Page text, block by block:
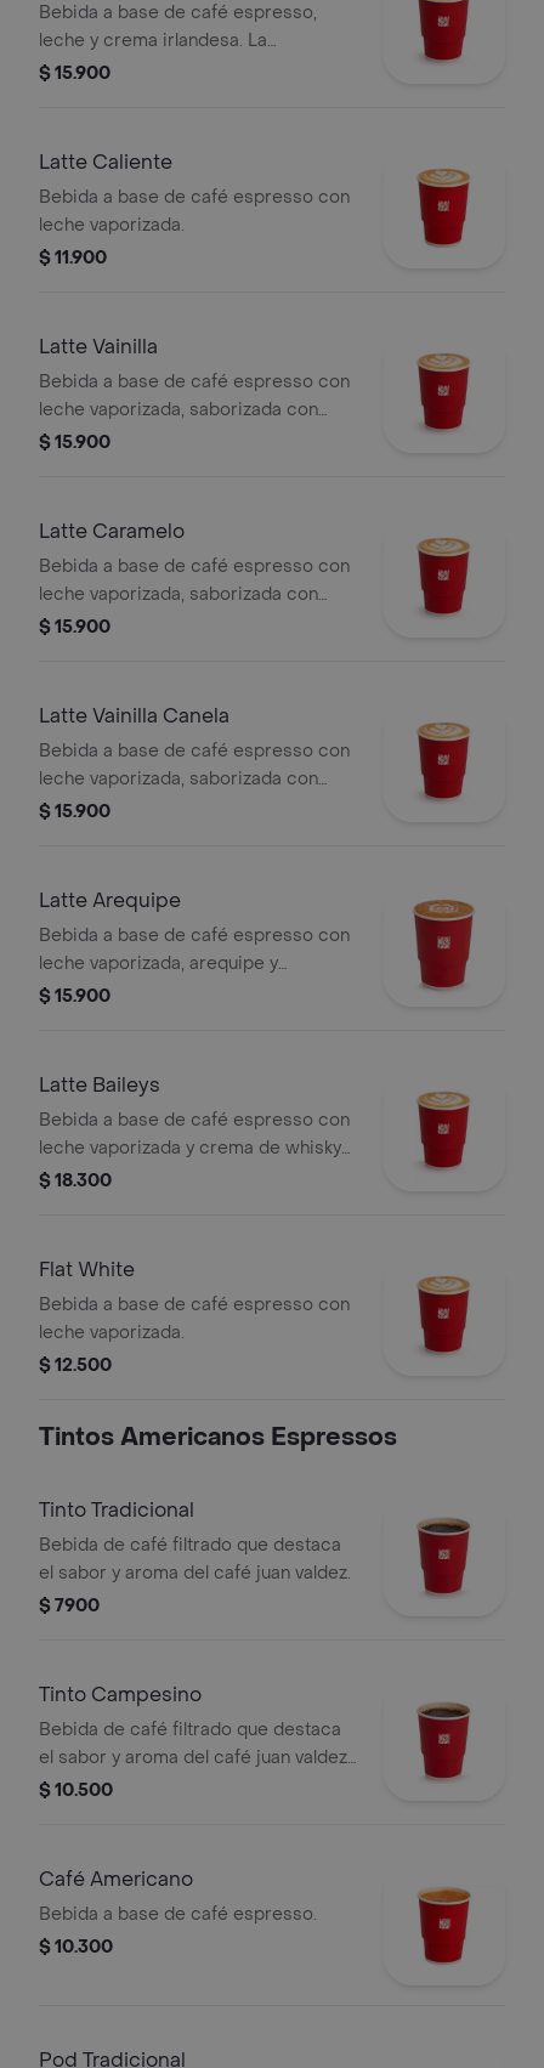
Bebida a base de café espresso,
leche y crema irlandesa. La
presentación para pedidos a
$ 15.900
Latte Caliente
Bebida a base de café espresso con
leche vaporizada.
$ 11.900
Latte Vainilla
Bebida a base de café espresso con
leche vaporizada, saborizada con
vainilla.
$ 15.900
Latte Caramelo
Bebida a base de café espresso con
leche vaporizada, saborizada con
caramelo.
$ 15.900
Latte Vainilla Canela
Bebida a base de café espresso con
leche vaporizada, saborizada con
vainilla y canela.
$ 15.900
Latte Arequipe
Bebida a base de café espresso con
leche vaporizada, arequipe y
saborizada con caramelo.
$ 15.900
Latte Baileys
Bebida a base de café espresso con
leche vaporizada y crema de whisky
(baileys). este producto contiene licor.
$ 18.300
Flat White
Bebida a base de café espresso con
leche vaporizada.
$ 12.500
Tintos Americanos Espressos
Tinto Tradicional
Bebida de café filtrado que destaca
el sabor y aroma del café juan valdez.
$ 7900
Tinto Campesino
Bebida de café filtrado que destaca
el sabor y aroma del café juan valdez,
endulzada con panela, clavos y canela.
$ 10.500
Café Americano
Bebida a base de café espresso.
$ 10.300
Pod Tradicional